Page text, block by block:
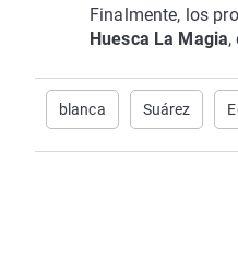
Finalmente, los
Huesca La Magia,
blanca Suárez